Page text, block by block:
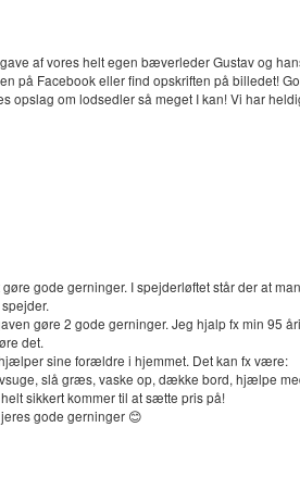
af vores helt egen bæverleder Gustav og
på Facebook eller find opskriften på billedet!
opslag om lodsedler så meget I kan! Vi har
gode gerninger. I spejderløftet står der at
gøre 2 gode gerninger. Jeg hjalp fx min 95
det.
sine forældre i hjemmet. Det kan fx være:
slå græs, vaske op, dække bord, hjælpe
sikkert kommer til at sætte pris på!
gode gerninger 😊